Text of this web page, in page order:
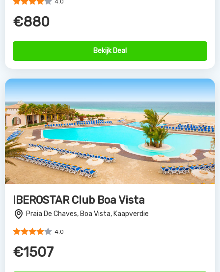
4.0
€880
Bekijk Deal
IBEROSTAR Club Boa Vista
Praia De Chaves, Boa Vista, Kaapverdie
4.0
€1507